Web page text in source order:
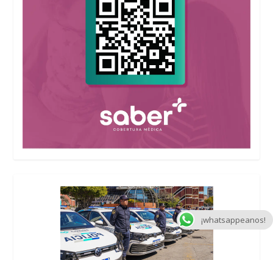
¡whatsappeanos!